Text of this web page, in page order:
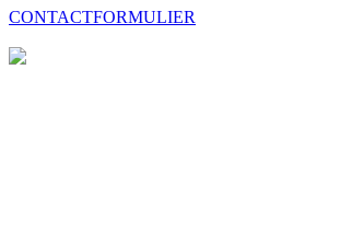
CONTACTFORMULIER